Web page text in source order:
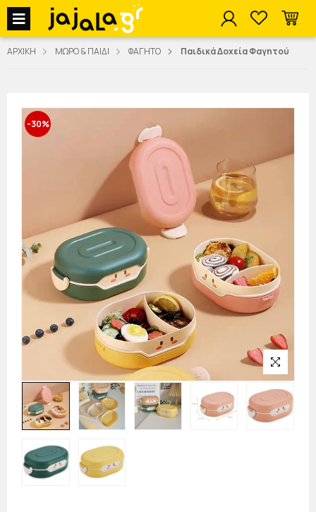
jajala Menu
ΑΡΧΙΚΗ ΜΩΡΟ & ΠΑΙΔΙ ΦΑΓΗΤΟ Παιδικά Δοχεία Φαγητού
-30%